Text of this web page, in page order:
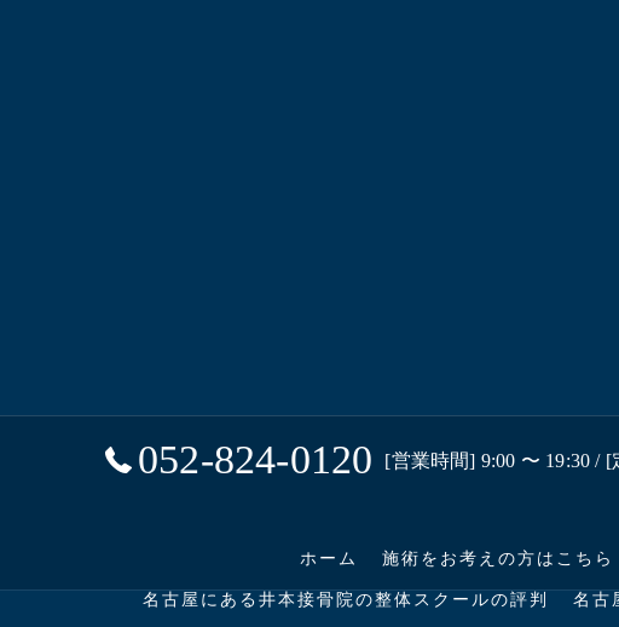
052-824-0120 [営業時間] 9:00 〜 19:30 /
ホーム 施術をお考えの方はこちら
名古屋にある井本接骨院の整体スクールの評判 名古